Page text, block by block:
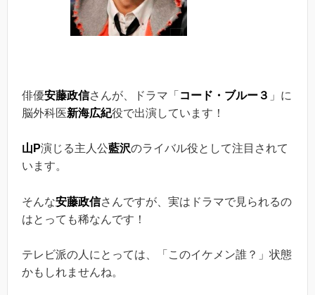
俳優安藤政信さんが、ドラマ「 コード・ブルー３ 」に
脳外科医新海広紀役で出演しています！
山P演じる主人公藍沢のライバル役として注目されて
います。
そんな安藤政信さんですが、実はドラマで見られるの
はとっても稀なんです！
テレビ派の人にとっては、「このイケメン誰？」状態
かもしれませんね。